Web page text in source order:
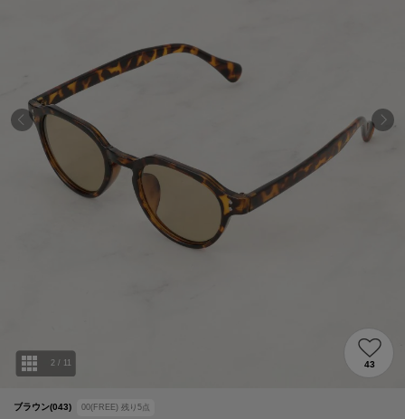
ブラウン(043) 00(FREE) 残り 5点
2 / 11 43